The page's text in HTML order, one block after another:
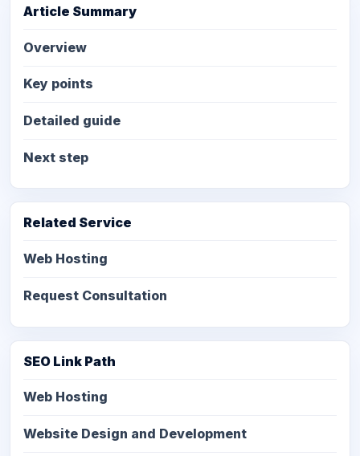
Article Summary
Overview
Key points
Detailed guide
Next step
Related Service
Web Hosting
Request Consultation
SEO Link Path
Web Hosting
Website Design and Development